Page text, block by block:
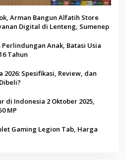
Arman Bangun Alfatih Store
Digital di Lenteng, Sumenep
Anak, Batasi Usia
Tahun
2026: Spesifikasi, Review, dan
di Indonesia 2 Oktober 2025,
MP
Gaming Legion Tab, Harga